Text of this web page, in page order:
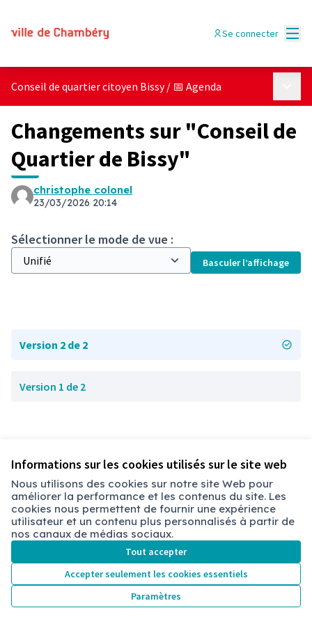
Informations sur les cookies utilisés sur le site web
Nous utilisons des cookies sur notre site Web pour
améliorer la performance et les contenus du site. Les
cookies nous permettent de fournir une expérience
utilisateur et un contenu plus personnalisés à partir de
nos canaux de médias sociaux.
Tout accepter
Accepter seulement les cookies essentiels
Paramètres
Se connecter
Conseil de quartier citoyen Bissy / 📅 Agenda
Changements sur "Conseil de
Quartier de Bissy"
christophe colonel
23/03/2026 20:14
Sélectionner le mode de vue :
Basculer l’affichage
Version 2 de 2
Version 1 de 2
Conditions d'utilisation
Paramètres des cookies
Chambéry sur X
(Lien externe)
Chambéry sur Facebook
Chambéry sur Instagram
Site réalisé grâce aulogiciel libre Decidim .
Licence
(Lien